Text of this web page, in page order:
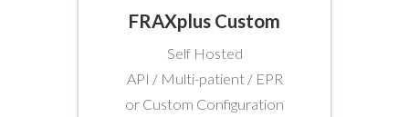
FRAXplus Custom
Self Hosted
API / Multi-patient / EPR
or Custom Configuration